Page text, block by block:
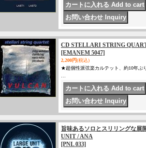
CD STELLARI STRING
[EMANEM 5047]
2,200円(税込)
★超個性派弦楽カルテット、約10年ぶり
旨味あるソロとスリリングな
UNIT / ANA
[PNL 033]